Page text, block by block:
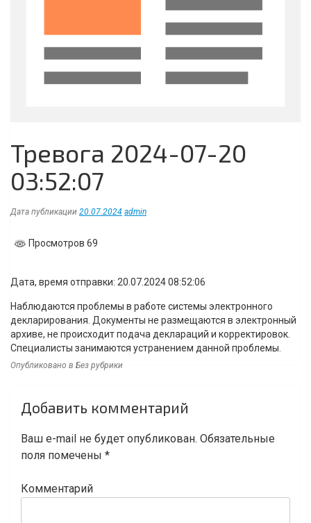
Тревога 2024-07-20
03:52:07
Дата публикации 20.07.2024 admin
Просмотров 69
Дата, время отправки: 20.07.2024 08:52:06
Наблюдаются проблемы в работе системы электронного
декларирования. Документы не размещаются в электронный
архиве, не происходит подача деклараций и корректировок.
Специалисты занимаются устранением данной проблемы.
Опубликовано в Без рубрики
по
записям
Добавить комментарий
Ваш e-mail не будет опубликован. Обязательные
поля помечены *
Комментарий